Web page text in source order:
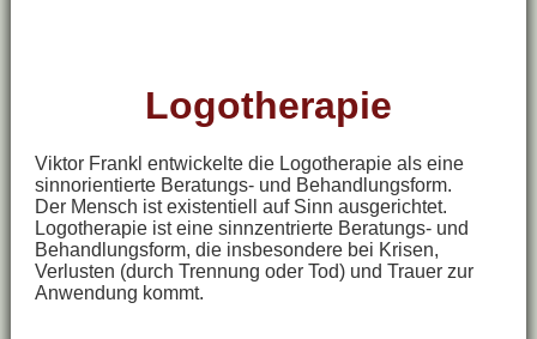
Logotherapie
Viktor Frankl entwickelte die Logotherapie als eine
sinnorientierte Beratungs- und Behandlungsform.
Der Mensch ist existentiell auf Sinn ausgerichtet.
Logotherapie ist eine sinnzentrierte Beratungs- und
Behandlungsform, die insbesondere bei Krisen,
Verlusten (durch Trennung oder Tod) und Trauer zur
Anwendung kommt.